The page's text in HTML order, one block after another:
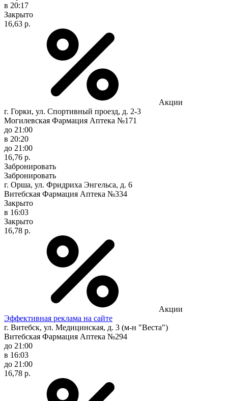
в 20:17
Закрыто
16,63 р.
Акции
г. Горки, ул. Спортивный проезд, д. 2-3
Могилевская Фармация Аптека №171
до 21:00
в 20:20
до 21:00
16,76 р.
Забронировать
Забронировать
г. Орша, ул. Фридриха Энгельса, д. 6
Витебская Фармация Аптека №334
Закрыто
в 16:03
Закрыто
16,78 р.
Акции
Эффективная реклама на сайте
г. Витебск, ул. Медицинская, д. 3 (м-н "Веста")
Витебская Фармация Аптека №294
до 21:00
в 16:03
до 21:00
16,78 р.